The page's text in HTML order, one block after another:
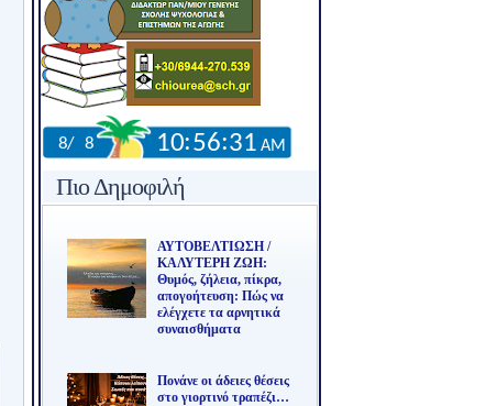
Πιο Δημοφιλή
ΑΥΤΟΒΕΛΤΙΩΣΗ /
ΚΑΛΥΤΕΡΗ ΖΩΗ:
Θυμός, ζήλεια, πίκρα,
απογοήτευση: Πώς να
ελέγχετε τα αρνητικά
συναισθήματα
Πονάνε οι άδειες θέσεις
στο γιορτινό τραπέζι…